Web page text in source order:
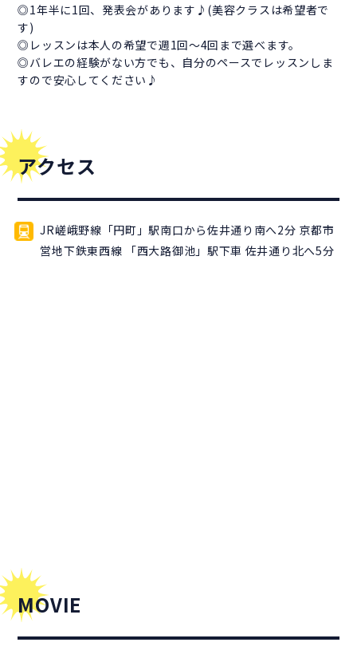
◎1年半に1回、発表会があります♪(美容クラスは希望者で
す)
◎レッスンは本人の希望で週1回～4回まで選べます。
◎バレエの経験がない方でも、自分のペースでレッスンしま
すので安心してください♪
アクセス
JR嵯峨野線「円町」駅南口から佐井通り南へ2分 京都市
営地下鉄東西線 「西大路御池」駅下車 佐井通り北へ5分
MOVIE